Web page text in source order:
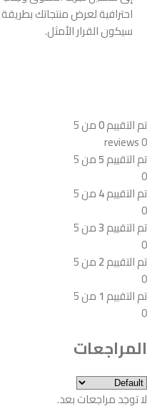
احترافية لعرض منتجاتك
سيكون القرار الأمثل.
تم التقييم0من 5
0 reviews
تم التقييم5من 5
0
تم التقييم4من 5
0
تم التقييم3من 5
0
تم التقييم2من 5
0
تم التقييم 1 من 5
0
المراجعات
لا توجد مراجعات بعد.